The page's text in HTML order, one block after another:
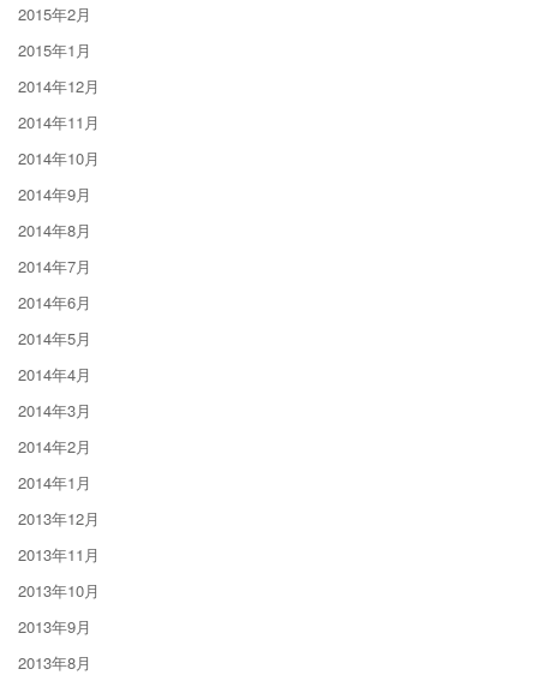
2015年2月
2015年1月
2014年12月
2014年11月
2014年10月
2014年9月
2014年8月
2014年7月
2014年6月
2014年5月
2014年4月
2014年3月
2014年2月
2014年1月
2013年12月
2013年11月
2013年10月
2013年9月
2013年8月